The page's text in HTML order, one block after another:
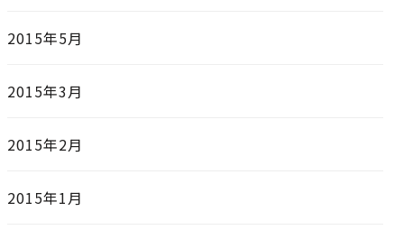
2015年5月
2015年3月
2015年2月
2015年1月